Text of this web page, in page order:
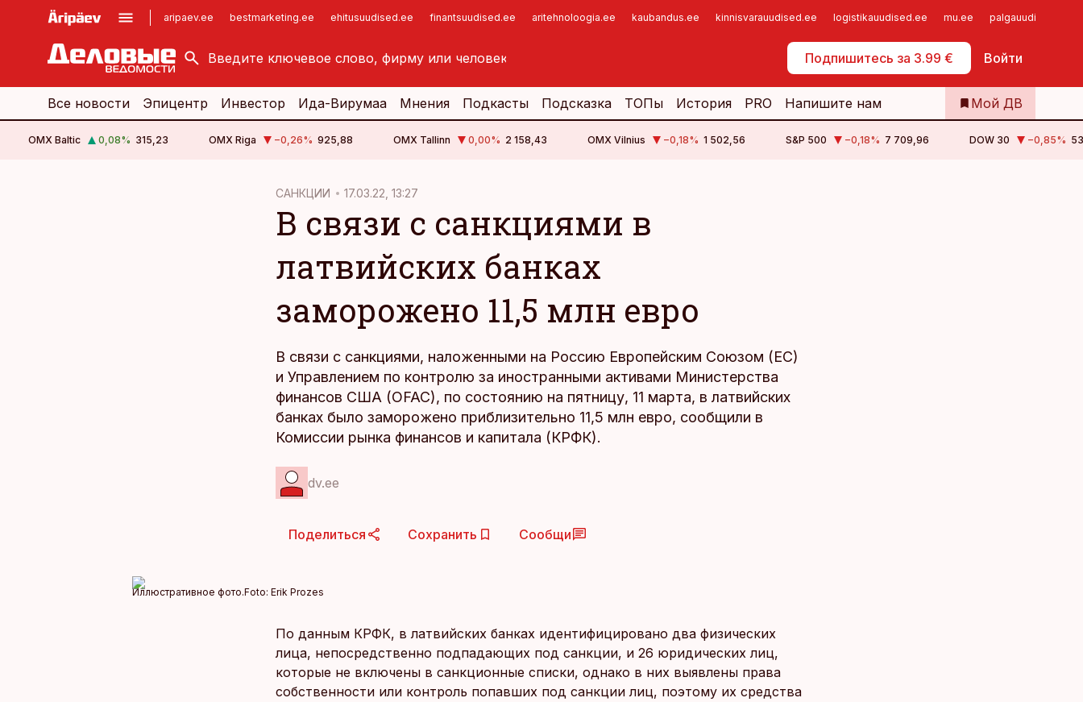
aripaev.ee bestmarketing.ee ehitusuudised.ee finantsuudised.ee aritehnoloogia.ee kaubandus.ee kinnisvarauudised.ee logistikauudised.ee mu.ee palgauudised.ee
Подпишитесь за 3.99 € Войти
kinnisvarauudised.ee
logistikauudised.ee
imelineajalugu.ee
Самообслуживание
Все новости Эпицентр Инвестор Ида-Вирумаа Мнения Подкасты Подсказка ТОПы История PRO Напишите нам Мой ДВ
OMX Baltic 0,08% 315,23 OMX Riga −0,26% 925,88 OMX Tallinn 0,00% 2 158,43 OMX Vilnius −0,18% 1 502,56 S&P 500 −0,18% 7 709,96 DOW 30 −0,85%
САНКЦИИ 17.03.22, 13:27
В связи с санкциями в
латвийских банках
заморожено 11,5 млн евро
В связи с санкциями, наложенными на Россию Европейским Союзом (ЕС)
и Управлением по контролю за иностранными активами Министерства
финансов США (OFAC), по состоянию на пятницу, 11 марта, в латвийских
банках было заморожено приблизительно 11,5 млн евро, сообщили в
Комиссии рынка финансов и капитала (КРФК).
dv.ee
Поделиться Сохранить Сообщи
Иллюстративное фото.Foto: Erik Prozes
По данным КРФК, в латвийских банках идентифицировано два физических
лица, непосредственно подпадающих под санкции, и 26 юридических лиц,
которые не включены в санкционные списки, однако в них выявлены права
собственности или контроль попавших под санкции лиц, поэтому их средства